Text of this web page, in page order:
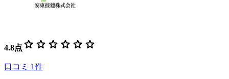
4.8点 star star star star star star
口コミ 1件